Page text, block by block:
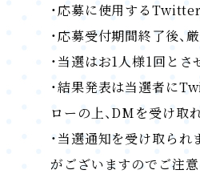
・応募に使用する
・応募受付期間終了後、
・当選はお1人様1回とさ
・結果発表は当選者に
ローの上、DMを受け取
・当選通知を受け取ら
がございますのでご注意